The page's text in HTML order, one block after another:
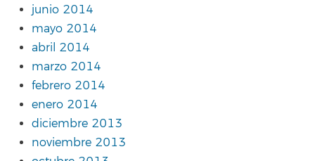
junio 2014
mayo 2014
abril 2014
marzo 2014
febrero 2014
enero 2014
diciembre 2013
noviembre 2013